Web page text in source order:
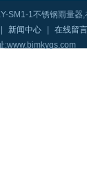
SM1-1不锈钢雨量
新闻中心 在线留言
:www.bjmkygs.com